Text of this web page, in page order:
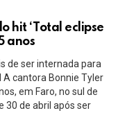
hit ‘Total eclipse
anos
de ser internada para
cantora Bonnie Tyler
em Faro, no sul de
30 de abril após ser